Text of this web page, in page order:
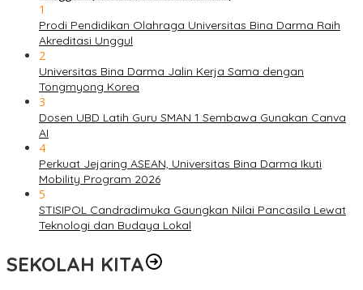
1
Prodi Pendidikan Olahraga Universitas Bina Darma Raih
Akreditasi Unggul
2
Universitas Bina Darma Jalin Kerja Sama dengan
Tongmyong Korea
3
Dosen UBD Latih Guru SMAN 1 Sembawa Gunakan Canva
AI
4
Perkuat Jejaring ASEAN, Universitas Bina Darma Ikuti
Mobility Program 2026
5
STISIPOL Candradimuka Gaungkan Nilai Pancasila Lewat
Teknologi dan Budaya Lokal
SEKOLAH KITA